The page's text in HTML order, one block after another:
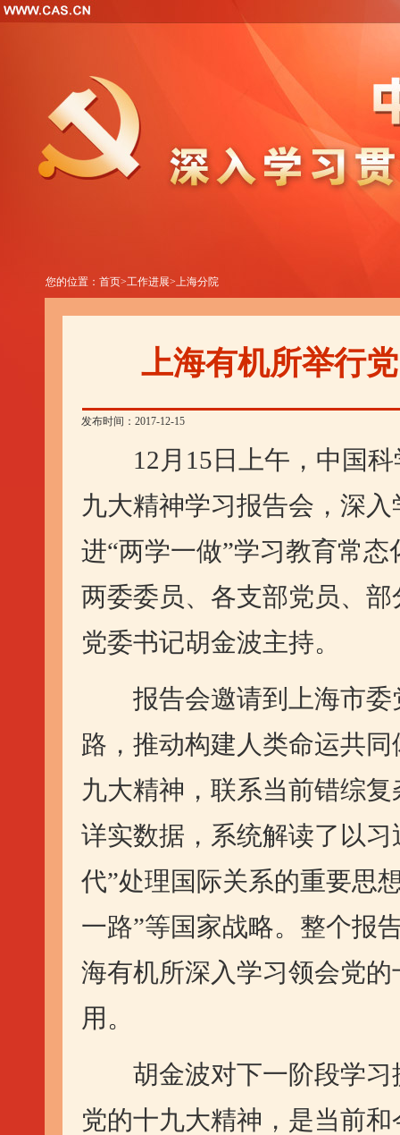
您的位置： 首页>工作进展>上海分院
上海有机所举行
发布时间：2017-12-15
12月15日上午，中国科
九大精神学习报告会，深
进“两学一做”学习教育常
两委委员、各支部党员、
党委书记胡金波主持。
报告会邀请到上海市委
路，推动构建人类命运共
九大精神，联系当前错综
详实数据，系统解读了以
代”处理国际关系的重要思
一路”等国家战略。整个报
海有机所深入学习领会党
用。
胡金波对下一阶段学习
党的十九大精神，是当前